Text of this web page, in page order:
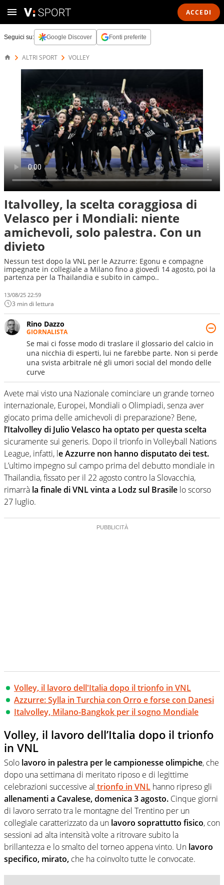
ACCEDI
Seguici su: Google Discover Fonti preferite
ALTRI SPORT VOLLEY
Italvolley, la scelta coraggiosa di
Velasco per i Mondiali: niente
amichevoli, solo palestra. Con un
divieto
Nessun test dopo la VNL per le Azzurre: Egonu e compagne
impegnate in collegiale a Milano fino a giovedì 14 agosto, poi la
partenza per la Thailandia e subito in campo..
13/08/25 22:59
3 min di lettura
Rino Dazzo
GIORNALISTA
Se mai ci fosse modo di traslare il glossario del calcio in
una nicchia di esperti, lui ne farebbe parte. Non si perde
una svista arbitrale né gli umori social del mondo delle
curve
Avete mai visto una Nazionale cominciare un grande torneo
internazionale, Europei, Mondiali o Olimpiadi, senza aver
giocato prima delle amichevoli di preparazione? Bene,
l’Italvolley di Julio Velasco ha optato per questa scelta
sicuramente sui generis. Dopo il trionfo in Volleyball Nations
League, infatti, le Azzurre non hanno disputato dei test.
L’ultimo impegno sul campo prima del debutto mondiale in
Thailandia, fissato per il 22 agosto contro la Slovacchia,
rimarrà la finale di VNL vinta a Lodz sul Brasile lo scorso
27 luglio.
Volley, il lavoro dell'Italia dopo il trionfo in VNL
Azzurre: Sylla in Turchia con Orro e forse con Danesi
Italvolley, Milano-Bangkok per il sogno Mondiale
Volley, il lavoro dell’Italia dopo il trionfo
in VNL
Solo lavoro in palestra per le campionesse olimpiche, che
dopo una settimana di meritato riposo e di legittime
celebrazioni successive al trionfo in VNL hanno ripreso gli
allenamenti a Cavalese, domenica 3 agosto. Cinque giorni
di lavoro serrato tra le montagne del Trentino per un
collegiale caratterizzato da un lavoro soprattutto fisico, con
sessioni ad alta intensità volte a ritrovare subito la
brillantezza e lo smalto del torneo appena vinto. Un lavoro
specifico, mirato, che ha coinvolto tutte le convocate.